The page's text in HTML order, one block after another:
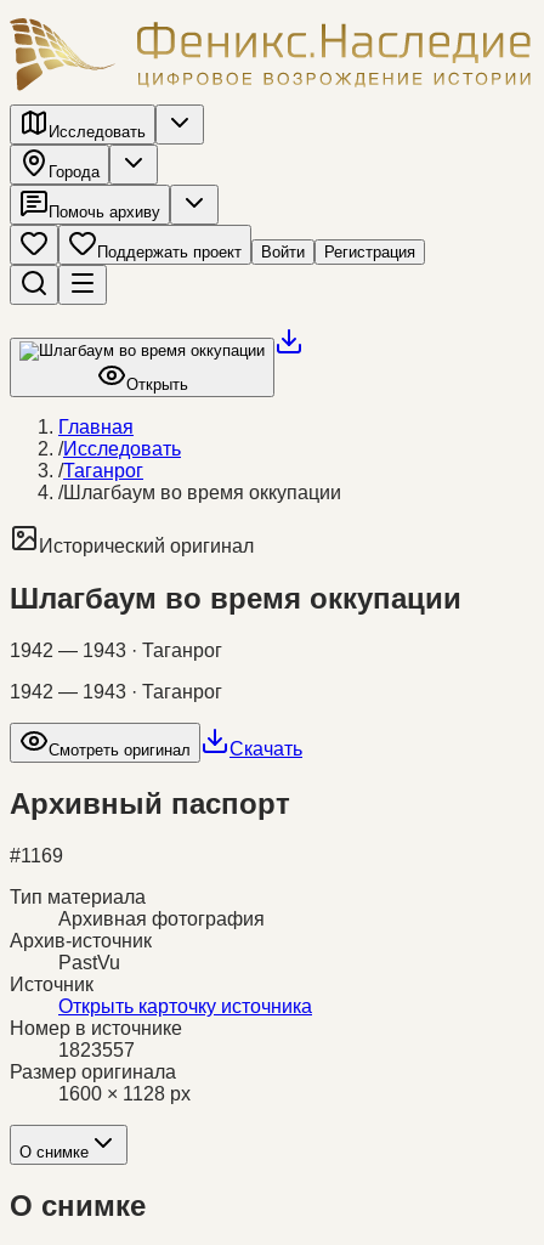
Исследовать
Города
Помочь архиву
Поддержать проект Войти Регистрация
Открыть
Главная
/Исследовать
/Таганрог
/Шлагбаум во время оккупации
Исторический оригинал
Шлагбаум во время оккупации
1942 — 1943 · Таганрог
1942 — 1943 · Таганрог
Смотреть оригинал Скачать
Архивный паспорт
#1169
Тип материала
Архивная фотография
Архив-источник
PastVu
Источник
Открыть карточку источника
Номер в источнике
1823557
Размер оригинала
1600 × 1128 px
О снимке
О снимке